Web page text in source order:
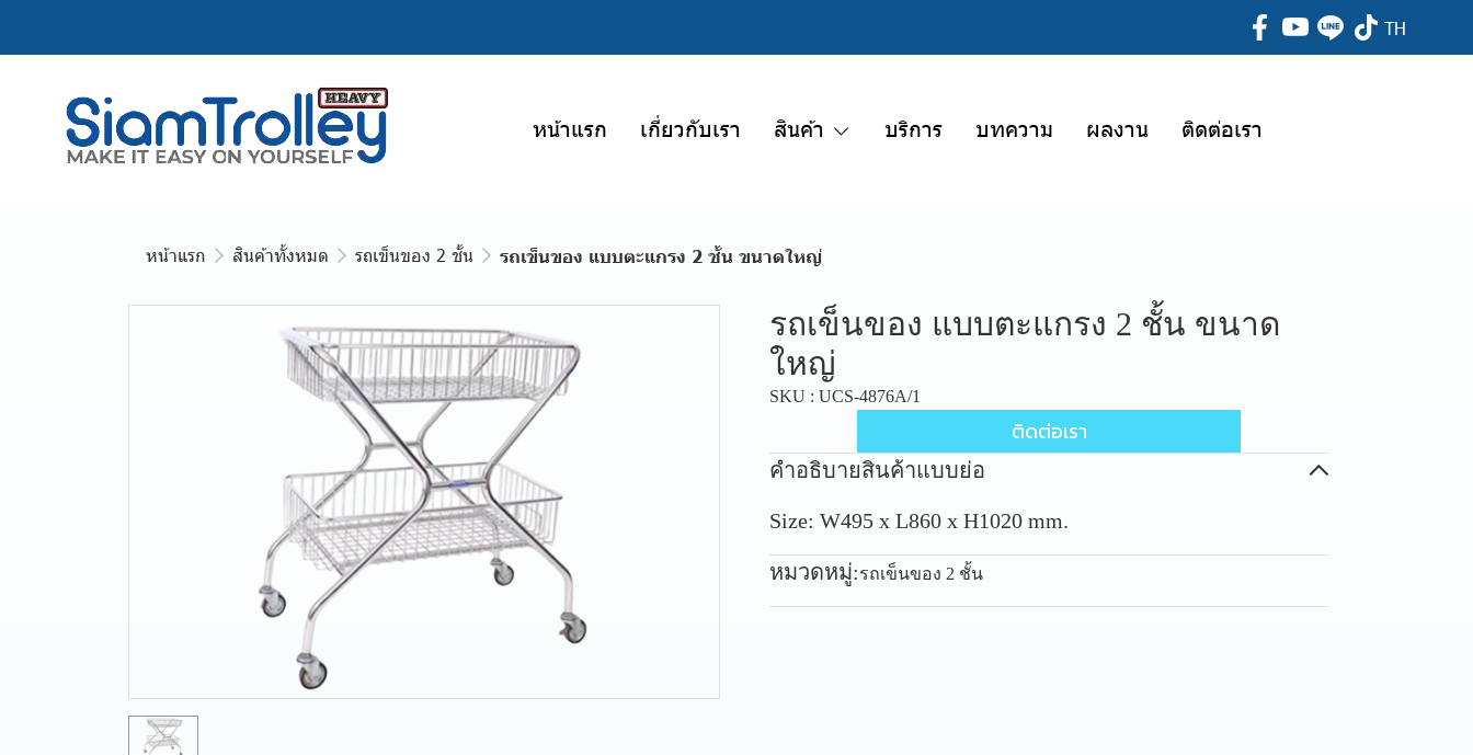
TH
หน้าแรก เกี่ยวกับเรา สินค้า บริการ บทความ ผลงาน ติดต่อเรา
หน้าแรก สินค้าทั้งหมด รถเข็นของ 2 ชั้น รถเข็นของ แบบตะแกรง 2 ชั้น ขนาดใหญ่
รถเข็นของ แบบตะแกรง 2 ชั้น ขนาด
ใหญ่
SKU : UCS-4876A/1
ติดต่อเรา
คำอธิบายสินค้าแบบย่อ
Size: W495 x L860 x H1020 mm.
หมวดหมู่:รถเข็นของ 2 ชั้น